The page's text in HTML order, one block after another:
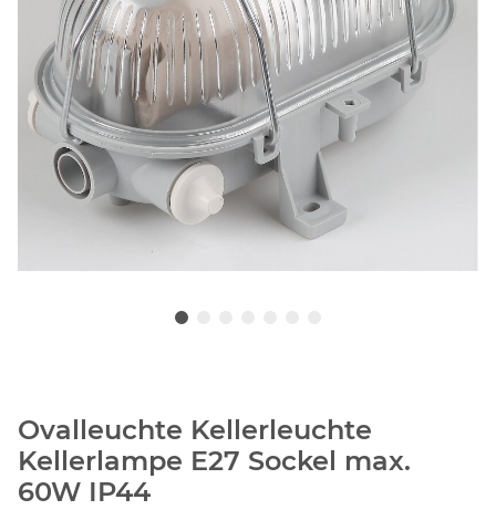
Ovalleuchte Kellerleuchte
Kellerlampe E27 Sockel max.
60W IP44